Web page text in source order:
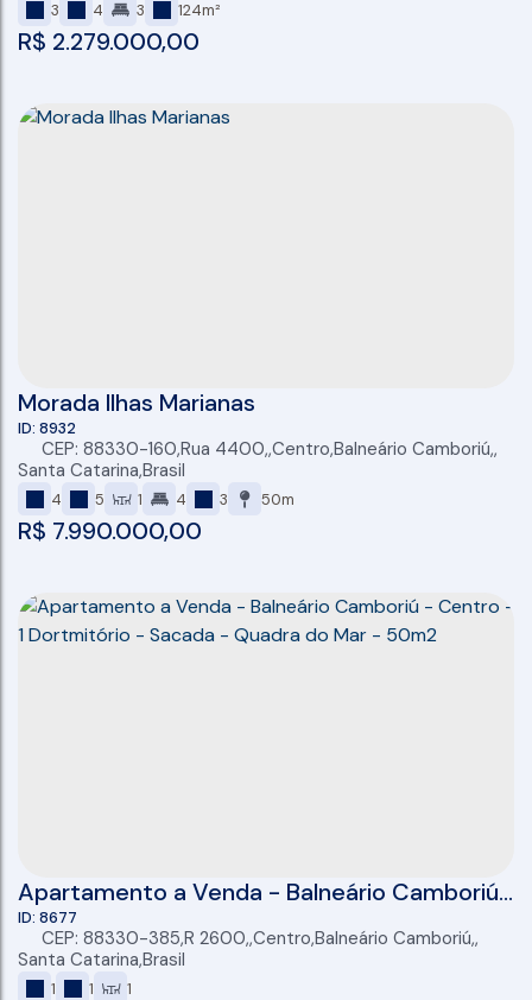
R$ 2.279.000,00
3 4 3 124m²
Morada Ilhas Marianas
R$ 7.990.000,00
8932
CEP: 88330-160,Rua 4400 ,Centro,Balneário Camboriú ,
Santa Catarina,Brasil
4 5 1 4 3 50m
Apartamento a Venda - Balneário Camboriú
- Centro - 1 Dortmitório - Sacada - Quadra
do Mar - 50m2
8677
CEP: 88330-385,R 2600 ,Centro,Balneário Camboriú ,
Santa Catarina,Brasil
1 1 1